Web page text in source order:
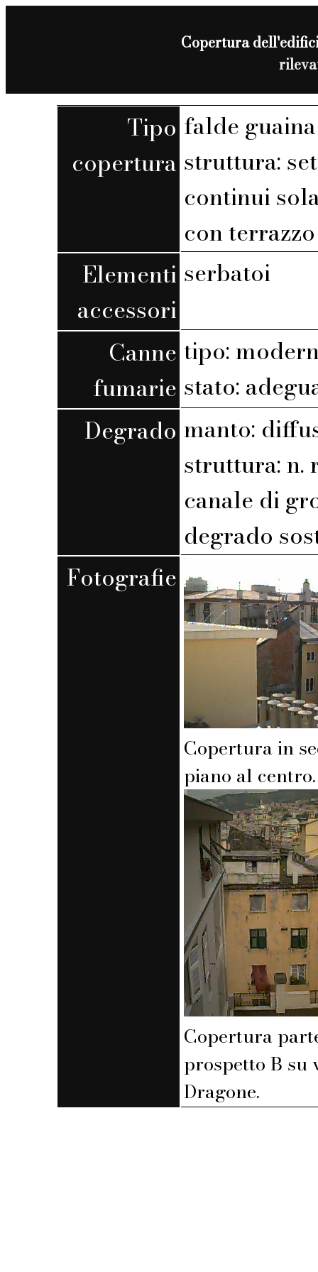
Copertura
Tipo
copertura
falde guaina
struttura:
continui
con
Elementi
accessori
serbatoi
Canne
fumarie
tipo:
stato:
Degrado manto:
struttura: n.
canale di
degrado
Fotografie
Copertura in
piano al centro.
Copertura
prospetto B su
Dragone.